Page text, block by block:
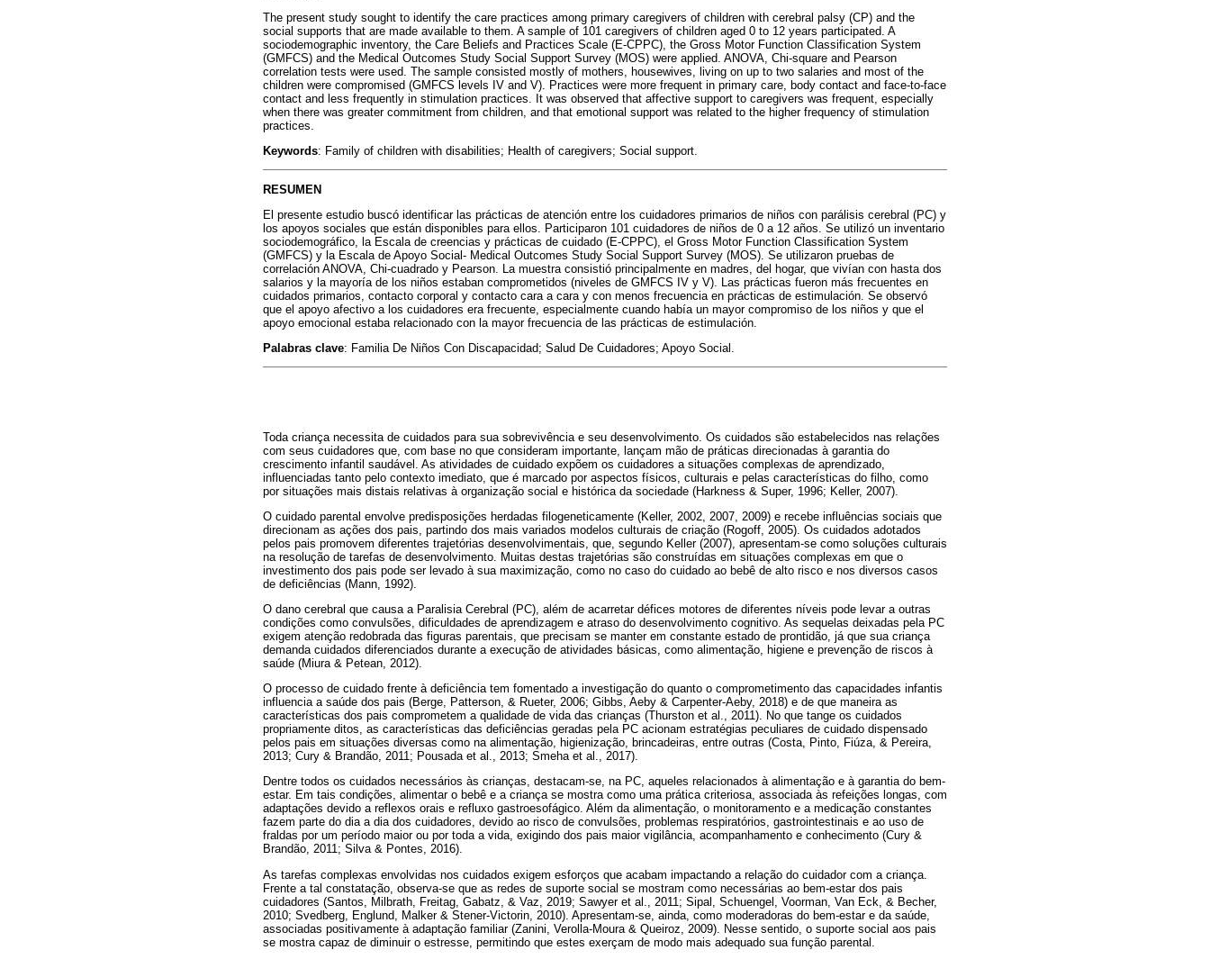
The present study sought to identify the care practices among primary caregivers of children with cerebral palsy (CP) and the
social supports that are made available to them. A sample of 101 caregivers of children aged 0 to 12 years participated. A
sociodemographic inventory, the Care Beliefs and Practices Scale (E-CPPC), the Gross Motor Function Classification System
(GMFCS) and the Medical Outcomes Study Social Support Survey (MOS) were applied. ANOVA, Chi-square and Pearson
correlation tests were used. The sample consisted mostly of mothers, housewives, living on up to two salaries and most of the
children were compromised (GMFCS levels IV and V). Practices were more frequent in primary care, body contact and face-to-face
contact and less frequently in stimulation practices. It was observed that affective support to caregivers was frequent, especially
when there was greater commitment from children, and that emotional support was related to the higher frequency of stimulation
practices.
Keywords: Family of children with disabilities; Health of caregivers; Social support.
RESUMEN
El presente estudio buscó identificar las prácticas de atención entre los cuidadores primarios de niños con parálisis cerebral (PC) y
los apoyos sociales que están disponibles para ellos. Participaron 101 cuidadores de niños de 0 a 12 años. Se utilizó un inventario
sociodemográfico, la Escala de creencias y prácticas de cuidado (E-CPPC), el Gross Motor Function Classification System
(GMFCS) y la Escala de Apoyo Social- Medical Outcomes Study Social Support Survey (MOS). Se utilizaron pruebas de
correlación ANOVA, Chi-cuadrado y Pearson. La muestra consistió principalmente en madres, del hogar, que vivían con hasta dos
salarios y la mayoría de los niños estaban comprometidos (niveles de GMFCS IV y V). Las prácticas fueron más frecuentes en
cuidados primarios, contacto corporal y contacto cara a cara y con menos frecuencia en prácticas de estimulación. Se observó
que el apoyo afectivo a los cuidadores era frecuente, especialmente cuando había un mayor compromiso de los niños y que el
apoyo emocional estaba relacionado con la mayor frecuencia de las prácticas de estimulación.
Palabras clave: Familia De Niños Con Discapacidad; Salud De Cuidadores; Apoyo Social.
Toda criança necessita de cuidados para sua sobrevivência e seu desenvolvimento. Os cuidados são estabelecidos nas relações
com seus cuidadores que, com base no que consideram importante, lançam mão de práticas direcionadas à garantia do
crescimento infantil saudável. As atividades de cuidado expõem os cuidadores a situações complexas de aprendizado,
influenciadas tanto pelo contexto imediato, que é marcado por aspectos físicos, culturais e pelas características do filho, como
por situações mais distais relativas à organização social e histórica da sociedade (Harkness & Super, 1996; Keller, 2007).
O cuidado parental envolve predisposições herdadas filogeneticamente (Keller, 2002, 2007, 2009) e recebe influências sociais que
direcionam as ações dos pais, partindo dos mais variados modelos culturais de criação (Rogoff, 2005). Os cuidados adotados
pelos pais promovem diferentes trajetórias desenvolvimentais, que, segundo Keller (2007), apresentam-se como soluções culturais
na resolução de tarefas de desenvolvimento. Muitas destas trajetórias são construídas em situações complexas em que o
investimento dos pais pode ser levado à sua maximização, como no caso do cuidado ao bebê de alto risco e nos diversos casos
de deficiências (Mann, 1992).
O dano cerebral que causa a Paralisia Cerebral (PC), além de acarretar défices motores de diferentes níveis pode levar a outras
condições como convulsões, dificuldades de aprendizagem e atraso do desenvolvimento cognitivo. As sequelas deixadas pela PC
exigem atenção redobrada das figuras parentais, que precisam se manter em constante estado de prontidão, já que sua criança
demanda cuidados diferenciados durante a execução de atividades básicas, como alimentação, higiene e prevenção de riscos à
saúde (Miura & Petean, 2012).
O processo de cuidado frente à deficiência tem fomentado a investigação do quanto o comprometimento das capacidades infantis
influencia a saúde dos pais (Berge, Patterson, & Rueter, 2006; Gibbs, Aeby & Carpenter-Aeby, 2018) e de que maneira as
características dos pais comprometem a qualidade de vida das crianças (Thurston et al., 2011). No que tange os cuidados
propriamente ditos, as características das deficiências geradas pela PC acionam estratégias peculiares de cuidado dispensado
pelos pais em situações diversas como na alimentação, higienização, brincadeiras, entre outras (Costa, Pinto, Fiúza, & Pereira,
2013; Cury & Brandão, 2011; Pousada et al., 2013; Smeha et al., 2017).
Dentre todos os cuidados necessários às crianças, destacam-se, na PC, aqueles relacionados à alimentação e à garantia do bem-
estar. Em tais condições, alimentar o bebê e a criança se mostra como uma prática criteriosa, associada às refeições longas, com
adaptações devido a reflexos orais e refluxo gastroesofágico. Além da alimentação, o monitoramento e a medicação constantes
fazem parte do dia a dia dos cuidadores, devido ao risco de convulsões, problemas respiratórios, gastrointestinais e ao uso de
fraldas por um período maior ou por toda a vida, exigindo dos pais maior vigilância, acompanhamento e conhecimento (Cury &
Brandão, 2011; Silva & Pontes, 2016).
As tarefas complexas envolvidas nos cuidados exigem esforços que acabam impactando a relação do cuidador com a criança.
Frente a tal constatação, observa-se que as redes de suporte social se mostram como necessárias ao bem-estar dos pais
cuidadores (Santos, Milbrath, Freitag, Gabatz, & Vaz, 2019; Sawyer et al., 2011; Sipal, Schuengel, Voorman, Van Eck, & Becher,
2010; Svedberg, Englund, Malker & Stener-Victorin, 2010). Apresentam-se, ainda, como moderadoras do bem-estar e da saúde,
associadas positivamente à adaptação familiar (Zanini, Verolla-Moura & Queiroz, 2009). Nesse sentido, o suporte social aos pais
se mostra capaz de diminuir o estresse, permitindo que estes exerçam de modo mais adequado sua função parental.